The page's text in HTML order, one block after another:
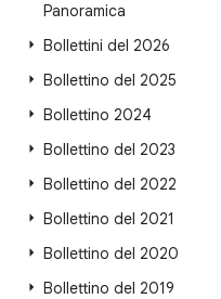
Panoramica
Bollettini del 2026
Bollettino del 2025
Bollettino 2024
Bollettino del 2023
Bollettino del 2022
Bollettino del 2021
Bollettino del 2020
Bollettino del 2019